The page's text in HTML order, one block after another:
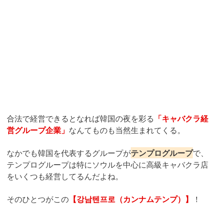
合法で経営できるとなれば韓国の夜を彩る 「キャバクラ経
営グループ企業」 なんてものも当然生まれてくる。
なかでも韓国を代表するグループがテンプログループで、
テンプログループは特にソウルを中心に高級キャバクラ店
をいくつも経営してるんだよね。
そのひとつがこの 【강남텐프로（カンナムテンプ）】 ！